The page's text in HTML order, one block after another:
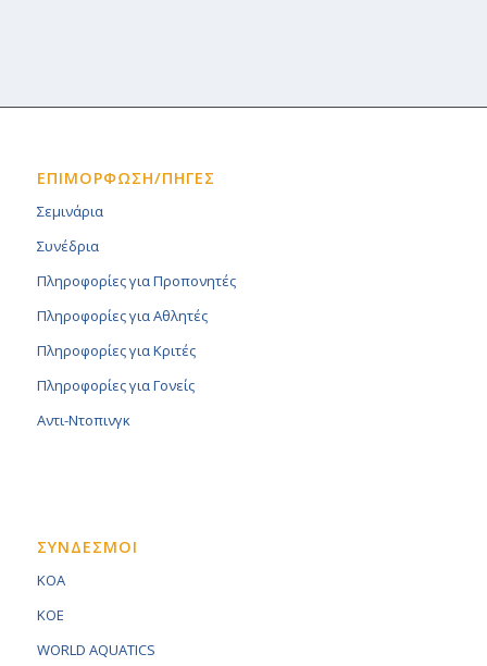
ΕΠΙΜΟΡΦΩΣΗ/ΠΗΓΕΣ
Σεμινάρια
Συνέδρια
Πληροφορίες για Προπονητές
Πληροφορίες για Αθλητές
Πληροφορίες για Κριτές
Πληροφορίες για Γονείς
Αντι-Ντοπινγκ
ΣΥΝΔΕΣΜΟΙ
KOA
KOE
WORLD AQUATICS